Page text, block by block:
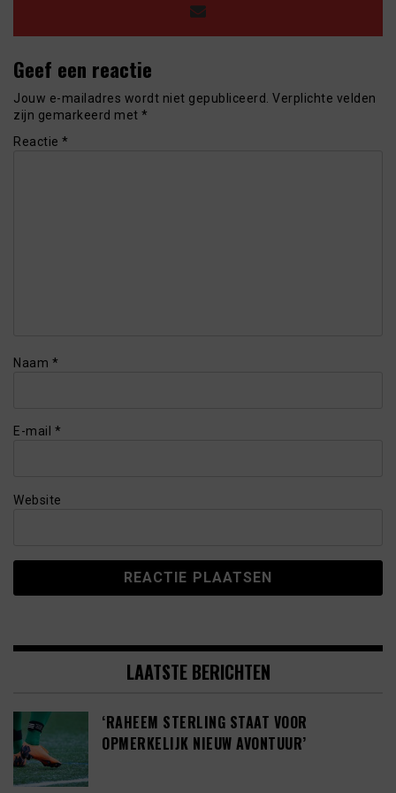
Geef een reactie
Jouw e-mailadres wordt niet gepubliceerd. Verplichte velden
zijn gemarkeerd met *
Reactie *
Naam *
E-mail *
Website
LAATSTE BERICHTEN
‘RAHEEM STERLING STAAT VOOR
OPMERKELIJK NIEUW AVONTUUR’